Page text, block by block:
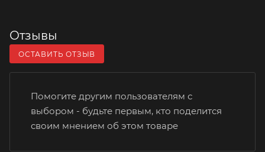
Отзывы
ОСТАВИТЬ ОТЗЫВ
Помогите другим пользователям с
выбором - будьте первым, кто поделится
своим мнением об этом товаре